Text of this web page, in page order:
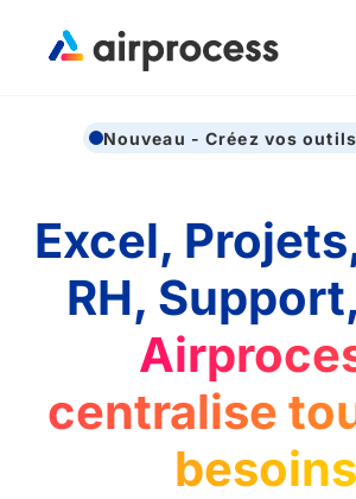
Nouveau - Créez vos
Excel,
RH,
centralise
besoins